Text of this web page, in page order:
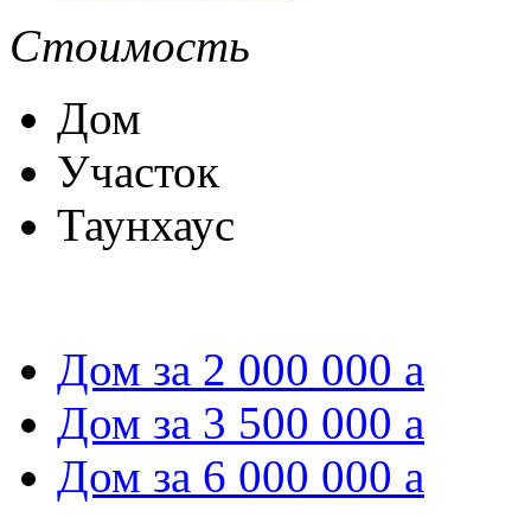
Стоимость
Дом
Участок
Таунхаус
Дом за 2 000 000 a
Дом за 3 500 000 a
Дом за 6 000 000 a